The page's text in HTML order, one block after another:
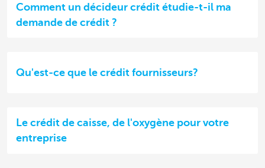
Comment un décideur crédit étudie-t-il ma
demande de crédit ?
Qu'est-ce que le crédit fournisseurs?
Le crédit de caisse, de l'oxygène pour votre
entreprise